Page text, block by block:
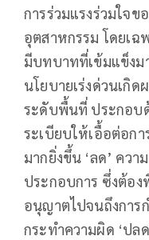
การร่วมแรงร่วมใจข
อุตสาหกรรม โดยเ
มีบทบาทที่เข้มแข็งม
นโยบายเร่งด่วนเกิด
ระดับพื้นที่ ประกอบ
ระเบียบให้เอื้อต่อก
มากยิ่งขึ้น ‘ลด’ ควา
ประกอบการ ซึ่งต้อ
อนุญาตไปจนถึงการ
กระทำความผิด ‘ปล